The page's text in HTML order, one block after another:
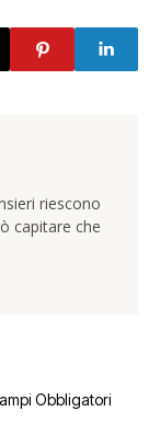
riescono
capitare che
Obbligatori